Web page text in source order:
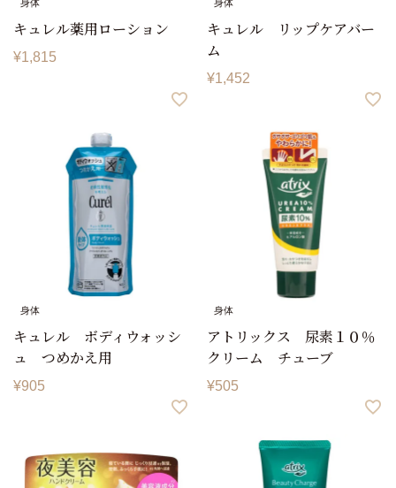
身体
キュレル薬用ローション
¥1,815
身体
キュレル リップケアバー
ム
¥1,452
身体
キュレル ボディウォッシ
ュ つめかえ用
¥905
身体
アトリックス 尿素１０％
クリーム チューブ
¥505